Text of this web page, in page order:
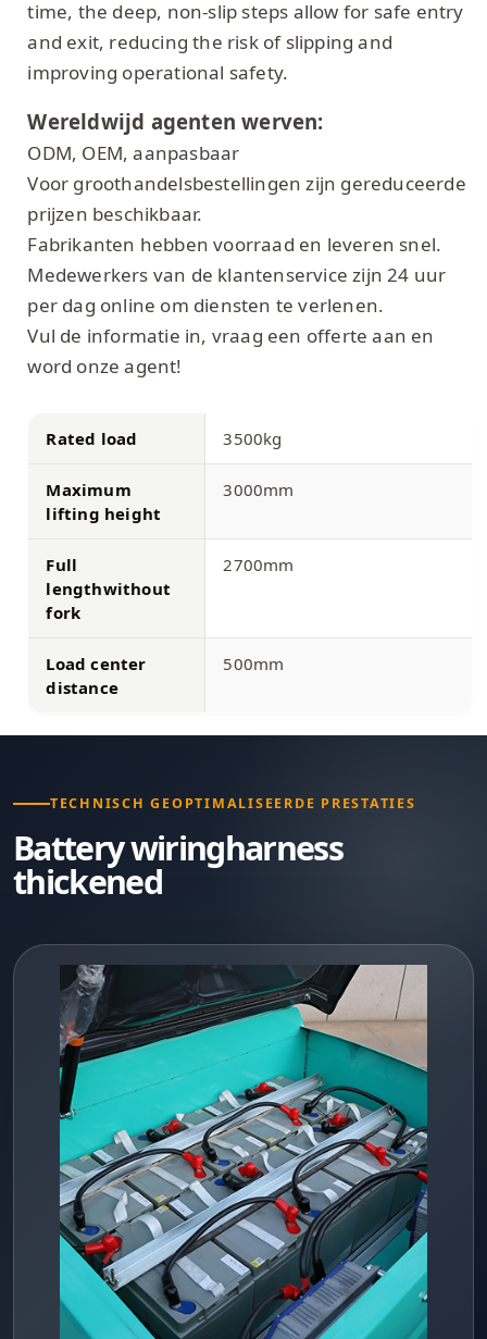
time, the deep, non-slip steps allow for safe entry
and exit, reducing the risk of slipping and
improving operational safety.
Wereldwijd agenten werven:
ODM, OEM, aanpasbaar
Voor groothandelsbestellingen zijn gereduceerde
prijzen beschikbaar.
Fabrikanten hebben voorraad en leveren snel.
Medewerkers van de klantenservice zijn 24 uur
per dag online om diensten te verlenen.
Vul de informatie in, vraag een offerte aan en
word onze agent!
Rated load 3500kg
Maximum
lifting height
3000mm
Full
lengthwithout
fork
2700mm
Load center
distance
500mm
TECHNISCH GEOPTIMALISEERDE PRESTATIES
Battery wiringharness
thickened